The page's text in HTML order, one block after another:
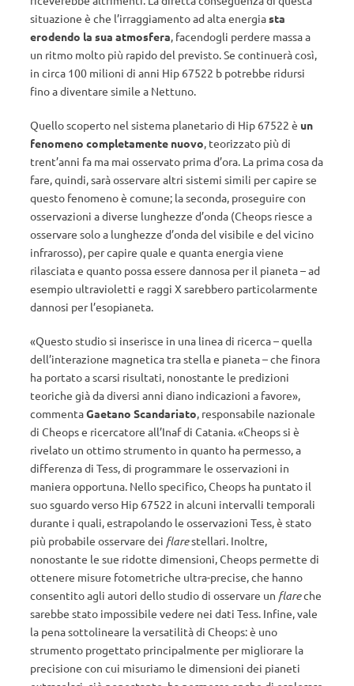
situazione è che l’irraggiamento ad alta energiasta
erodendo la sua atmosfera, facendogli perdere massa a
un ritmo molto più rapido del previsto. Se continuerà così,
in circa 100 milioni di anni Hip 67522 b potrebbe ridursi
fino a diventare simile a Nettuno.
Quello scoperto nel sistema planetario di Hip 67522 è un
fenomeno completamente nuovo, teorizzato più di
trent’anni fa ma mai osservato prima d’ora. La prima cosa da
fare, quindi, sarà osservare altri sistemi simili per capire se
questo fenomeno è comune; la seconda, proseguire con
osservazioni a diverse lunghezze d’onda (Cheops riesce a
osservare solo a lunghezze d’onda del visibile e del vicino
infrarosso), per capire quale e quanta energia viene
rilasciata e quanto possa essere dannosa per il pianeta – ad
esempio ultravioletti e raggi X sarebbero particolarmente
dannosi per l’esopianeta.
«Questo studio si inserisce in una linea di ricerca – quella
dell’interazione magnetica tra stella e pianeta – che finora
ha portato a scarsi risultati, nonostante le predizioni
teoriche già da diversi anni diano indicazioni a favore»,
commentaGaetano Scandariato, responsabile nazionale
di Cheops e ricercatore all’Inaf di Catania. «Cheops si è
rivelato un ottimo strumento in quanto ha permesso, a
differenza di Tess, di programmare le osservazioni in
maniera opportuna. Nello specifico, Cheops ha puntato il
suo sguardo verso Hip 67522 in alcuni intervalli temporali
durante i quali, estrapolando le osservazioni Tess, è stato
più probabile osservare dei flarestellari. Inoltre,
nonostante le sue ridotte dimensioni, Cheops permette di
ottenere misure fotometriche ultra-precise, che hanno
consentito agli autori dello studio di osservare un flareche
sarebbe stato impossibile vedere nei dati Tess. Infine, vale
la pena sottolineare la versatilità di Cheops: è uno
strumento progettato principalmente per migliorare la
precisione con cui misuriamo le dimensioni dei pianeti